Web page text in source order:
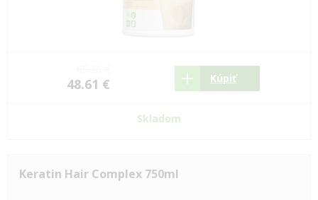
48.61 € Kúpiť
Skladom
Keratin Hair Complex 750ml